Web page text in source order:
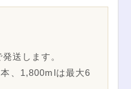
送します。
、1,800mlは最大6